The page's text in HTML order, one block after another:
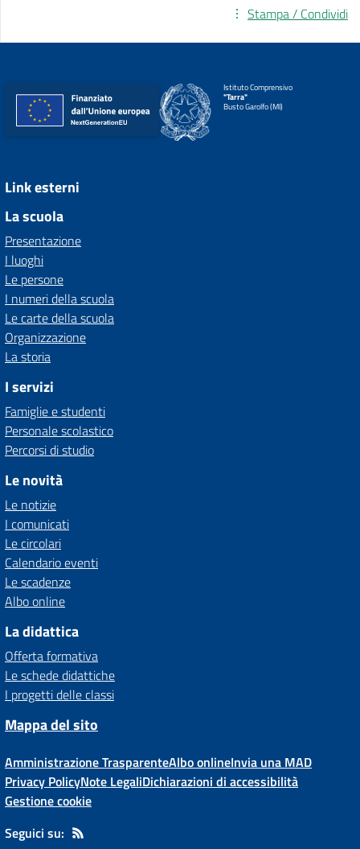
Stampa / Condividi
Istituto Comprensivo
"Tarra"
Busto Garolfo (MI)
Link esterni
La scuola
Presentazione
I luoghi
Le persone
I numeri della scuola
Le carte della scuola
Organizzazione
La storia
I servizi
Famiglie e studenti
Personale scolastico
Percorsi di studio
Le novità
Le notizie
I comunicati
Le circolari
Calendario eventi
Le scadenze
Albo online
La didattica
Offerta formativa
Le schede didattiche
I progetti delle classi
Mappa del sito
Amministrazione TrasparenteAlbo onlineInvia una MAD
Privacy PolicyNote LegaliDichiarazioni di accessibilità
Gestione cookie
Seguici su: